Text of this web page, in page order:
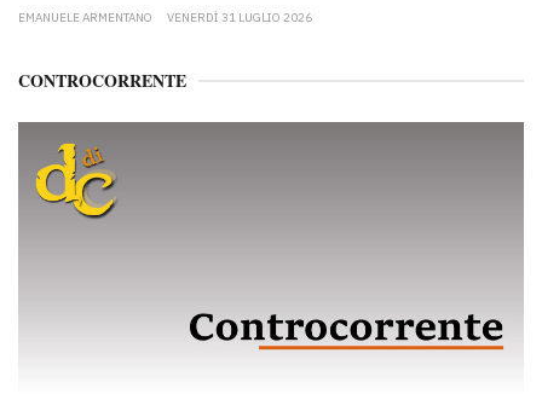
EMANUELE ARMENTANO VENERDÌ 31 LUGLIO 2026
CONTROCORRENTE